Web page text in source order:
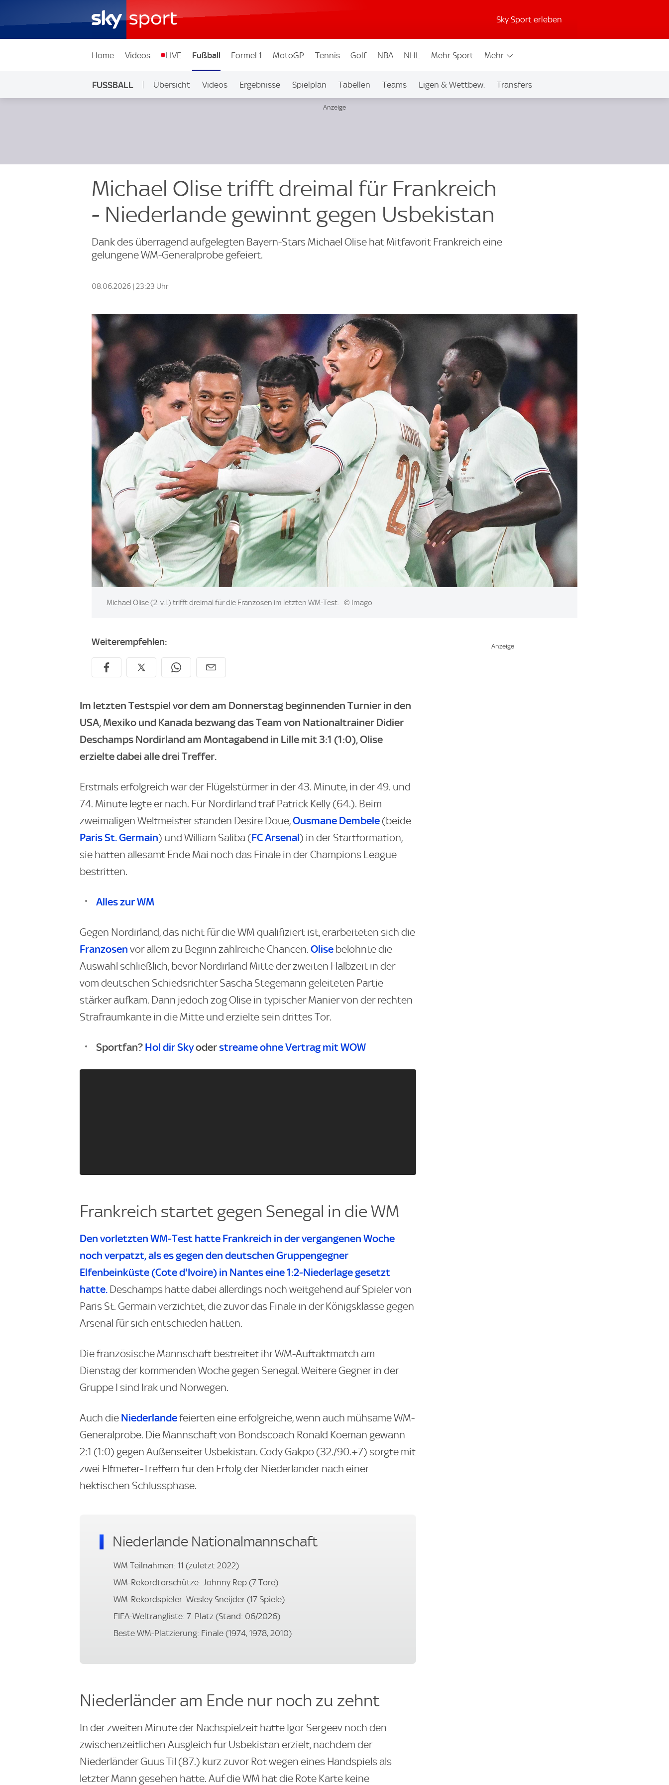
Sky Sport erleben
Home Videos LIVE Fußball Formel 1 MotoGP Tennis Golf NBA NHL Mehr Sport Mehr
FUSSBALL Übersicht Videos Ergebnisse Spielplan Tabellen Teams Ligen & Wettbew. Transfers
Michael Olise trifft dreimal für Frankreich
- Niederlande gewinnt gegen Usbekistan
Dank des überragend aufgelegten Bayern-Stars Michael Olise hat Mitfavorit Frankreich eine
gelungene WM-Generalprobe gefeiert.
08.06.2026 | 23:23 Uhr
Image:
Michael Olise (2. v.l.) trifft dreimal für die Franzosen im letzten WM-Test. © Imago
Weiterempfehlen:
Im letzten Testspiel vor dem am Donnerstag beginnenden Turnier in den
USA, Mexiko und Kanada bezwang das Team von Nationaltrainer Didier
Deschamps Nordirland am Montagabend in Lille mit 3:1 (1:0), Olise
erzielte dabei alle drei Treffer.
Erstmals erfolgreich war der Flügelstürmer in der 43. Minute, in der 49. und
74. Minute legte er nach. Für Nordirland traf Patrick Kelly (64.). Beim
zweimaligen Weltmeister standen Desire Doue,Ousmane Dembele (beide
Paris St. Germain) und William Saliba (FC Arsenal) in der Startformation,
sie hatten allesamt Ende Mai noch das Finale in der Champions League
bestritten.
Alles zur WM
Gegen Nordirland, das nicht für die WM qualifiziert ist, erarbeiteten sich die
Franzosen vor allem zu Beginn zahlreiche Chancen. Olise belohnte die
Auswahl schließlich, bevor Nordirland Mitte der zweiten Halbzeit in der
vom deutschen Schiedsrichter Sascha Stegemann geleiteten Partie
stärker aufkam. Dann jedoch zog Olise in typischer Manier von der rechten
Strafraumkante in die Mitte und erzielte sein drittes Tor.
Sportfan? Hol dir Skyoderstreame ohne Vertrag mit WOW
Frankreich startet gegen Senegal in die WM
Den vorletzten WM-Test hatte Frankreich in der vergangenen Woche
noch verpatzt, als es gegen den deutschen Gruppengegner
Elfenbeinküste (Cote d'Ivoire) in Nantes eine 1:2-Niederlage gesetzt
hatte. Deschamps hatte dabei allerdings noch weitgehend auf Spieler von
Paris St. Germain verzichtet, die zuvor das Finale in der Königsklasse gegen
Arsenal für sich entschieden hatten.
Die französische Mannschaft bestreitet ihr WM-Auftaktmatch am
Dienstag der kommenden Woche gegen Senegal. Weitere Gegner in der
Gruppe I sind Irak und Norwegen.
Auch die Niederlandefeierten eine erfolgreiche, wenn auch mühsame WM-
Generalprobe. Die Mannschaft von Bondscoach Ronald Koeman gewann
2:1 (1:0) gegen Außenseiter Usbekistan. Cody Gakpo (32./90.+7) sorgte mit
zwei Elfmeter-Treffern für den Erfolg der Niederländer nach einer
hektischen Schlussphase.
Niederlande Nationalmannschaft
WM Teilnahmen: 11 (zuletzt 2022)
WM-Rekordtorschütze: Johnny Rep (7 Tore)
WM-Rekordspieler: Wesley Sneijder (17 Spiele)
FIFA-Weltrangliste: 7. Platz (Stand: 06/2026)
Beste WM-Platzierung: Finale (1974, 1978, 2010)
Niederländer am Ende nur noch zu zehnt
In der zweiten Minute der Nachspielzeit hatte Igor Sergeev noch den
zwischenzeitlichen Ausgleich für Usbekistan erzielt, nachdem der
Niederländer Guus Til (87.) kurz zuvor Rot wegen eines Handspiels als
letzter Mann gesehen hatte. Auf die WM hat die Rote Karte keine